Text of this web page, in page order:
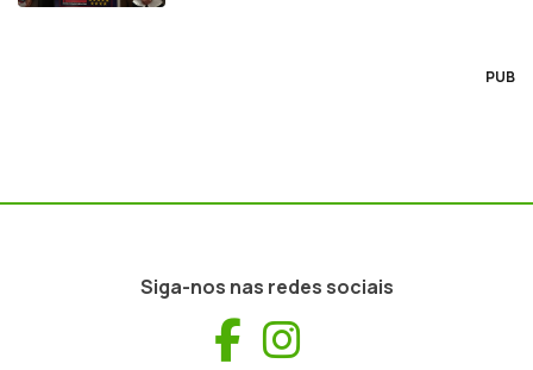
PUB
Siga-nos nas redes sociais
Facebook